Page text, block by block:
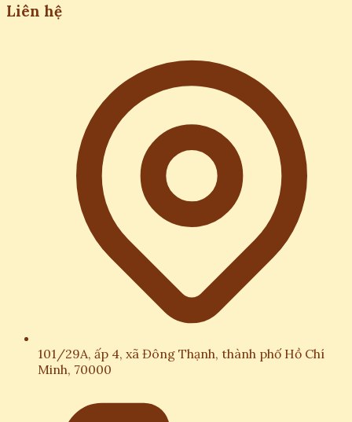
Liên hệ
101/29A, ấp 4, xã Đông Thạnh, thành phố Hồ Chí
Minh, 70000